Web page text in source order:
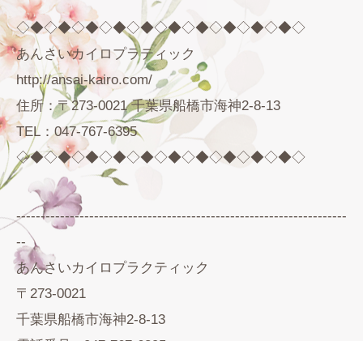
◇◆◇◆◇◆◇◆◇◆◇◆◇◆◇◆◇◆◇◆◇
あんさいカイロプラティック
http://ansai-kairo.com/
住所：〒273-0021 千葉県船橋市海神2-8-13
TEL：047-767-6395
◇◆◇◆◇◆◇◆◇◆◇◆◇◆◇◆◇◆◇◆◇
--------------------------------------------------------------------
--
あんさいカイロプラクティック
〒273-0021
千葉県船橋市海神2-8-13